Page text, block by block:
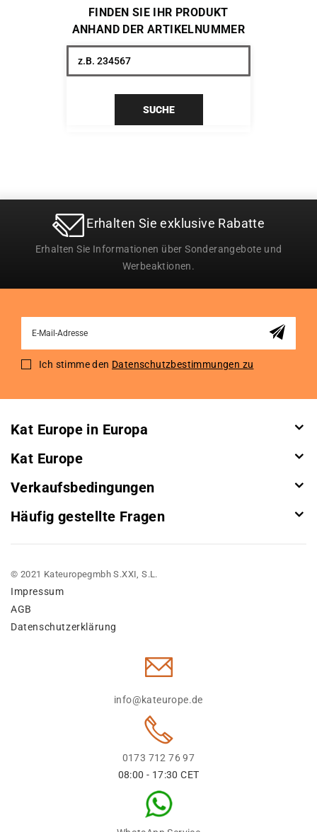
FINDEN SIE IHR PRODUKT
ANHAND DER ARTIKELNUMMER
SUCHE
Erhalten Sie exklusive Rabatte
Erhalten Sie Informationen über Sonderangebote und
Werbeaktionen.
for
Ich stimme den Datenschutzbestimmungen zu
Kat Europe in Europa
Kat Europe
Verkaufsbedingungen
Häufig gestellte Fragen
© 2021 Kateuropegmbh S.XXI, S.L.
Impressum
AGB
Datenschutzerklärung
info@kateurope.de
0173 712 76 97
08:00 - 17:30 CET